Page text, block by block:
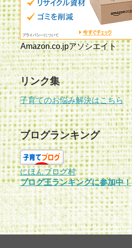
Amazon.co.jpアソシエイト
リンク集
子育てのお悩み解決はこちら
ブログランキング
にほんブログ村
ブログ王ランキングに参加中！